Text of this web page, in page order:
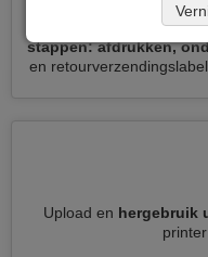
Verminder uw
stappen: afdrukken,
en
Upload en hergebruik